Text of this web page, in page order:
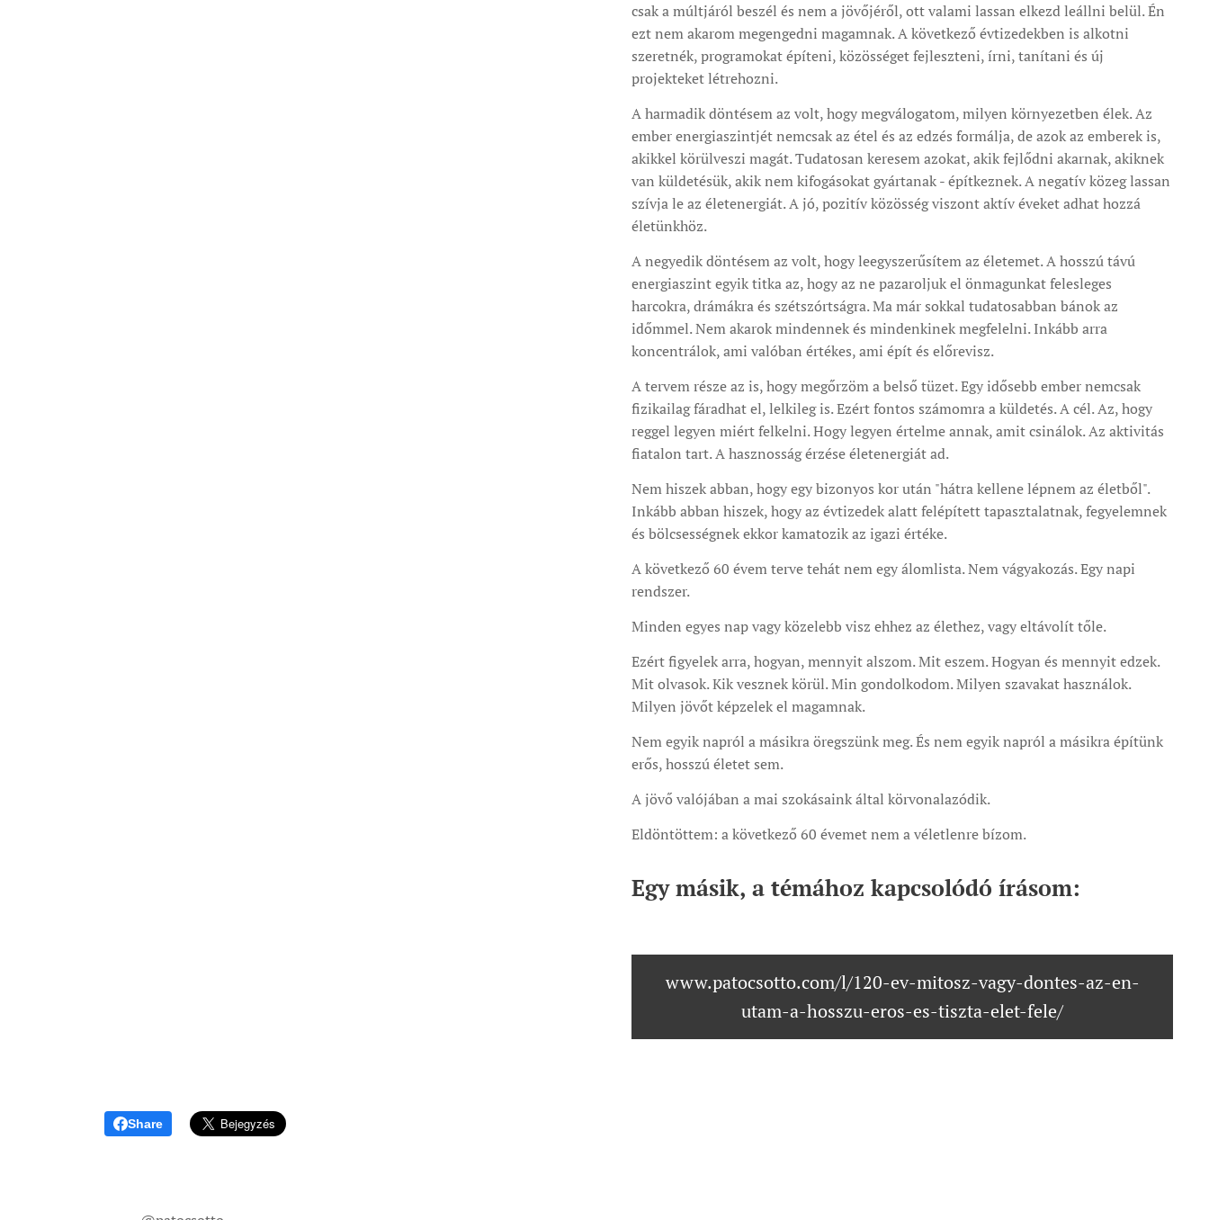
csak a múltjáról beszél és nem a jövőjéről, ott valami lassan elkezd leállni belül. Én
ezt nem akarom megengedni magamnak. A következő évtizedekben is alkotni
szeretnék, programokat építeni, közösséget fejleszteni, írni, tanítani és új
projekteket létrehozni.
A harmadik döntésem az volt, hogy megválogatom, milyen környezetben élek. Az
ember energiaszintjét nemcsak az étel és az edzés formálja, de azok az emberek is,
akikkel körülveszi magát. Tudatosan keresem azokat, akik fejlődni akarnak, akiknek
van küldetésük, akik nem kifogásokat gyártanak - építkeznek. A negatív közeg lassan
szívja le az életenergiát. A jó, pozitív közösség viszont aktív éveket adhat hozzá
életünkhöz.
A negyedik döntésem az volt, hogy leegyszerűsítem az életemet. A hosszú távú
energiaszint egyik titka az, hogy az ne pazaroljuk el önmagunkat felesleges
harcokra, drámákra és szétszórtságra. Ma már sokkal tudatosabban bánok az
időmmel. Nem akarok mindennek és mindenkinek megfelelni. Inkább arra
koncentrálok, ami valóban értékes, ami épít és előrevisz.
A tervem része az is, hogy megőrzöm a belső tüzet. Egy idősebb ember nemcsak
fizikailag fáradhat el, lelkileg is. Ezért fontos számomra a küldetés. A cél. Az, hogy
reggel legyen miért felkelni. Hogy legyen értelme annak, amit csinálok. Az aktivitás
fiatalon tart. A hasznosság érzése életenergiát ad.
Nem hiszek abban, hogy egy bizonyos kor után "hátra kellene lépnem az életből".
Inkább abban hiszek, hogy az évtizedek alatt felépített tapasztalatnak, fegyelemnek
és bölcsességnek ekkor kamatozik az igazi értéke.
A következő 60 évem terve tehát nem egy álomlista. Nem vágyakozás. Egy napi
rendszer.
Minden egyes nap vagy közelebb visz ehhez az élethez, vagy eltávolít tőle.
Ezért figyelek arra, hogyan, mennyit alszom. Mit eszem. Hogyan és mennyit edzek.
Mit olvasok. Kik vesznek körül. Min gondolkodom. Milyen szavakat használok.
Milyen jövőt képzelek el magamnak.
Nem egyik napról a másikra öregszünk meg. És nem egyik napról a másikra építünk
erős, hosszú életet sem.
A jövő valójában a mai szokásaink által körvonalazódik.
Eldöntöttem: a következő 60 évemet nem a véletlenre bízom.
Egy másik, a témához kapcsolódó írásom:
www.patocsotto.com/l/120-ev-mitosz-vagy-dontes-az-en-
utam-a-hosszu-eros-es-tiszta-elet-fele/
Share